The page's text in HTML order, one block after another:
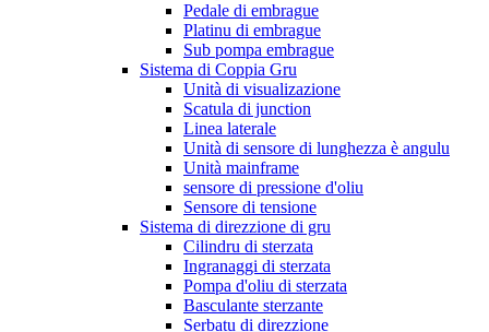
Pedale di embrague
Platinu di embrague
Sub pompa embrague
Sistema di Coppia Gru
Unità di visualizazione
Scatula di junction
Linea laterale
Unità di sensore di lunghezza è angulu
Unità mainframe
sensore di pressione d'oliu
Sensore di tensione
Sistema di direzzione di gru
Cilindru di sterzata
Ingranaggi di sterzata
Pompa d'oliu di sterzata
Basculante sterzante
Serbatu di direzzione